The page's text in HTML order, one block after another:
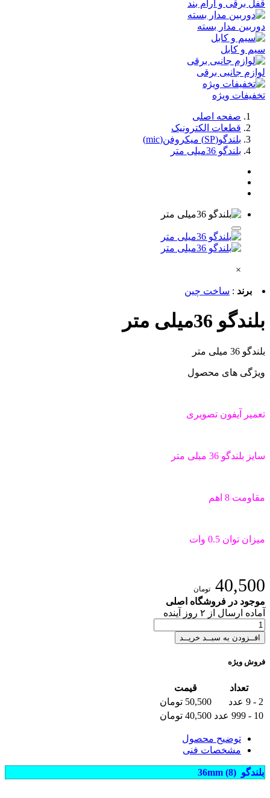
قفل برقی و آرام بند
دوربین مدار بسته
سیم و کابل
لوازم جانبی برقی
تخفیفات ویژه
صفحه اصلی
قطعات الکترونیک
بلندگو(SP) میکروفن(mic)
بلندگو 36میلی متر
×
برند : ساخت چین
بلندگو 36میلی متر
بلندگو 36 میلی متر
ویژگی های محصول
تعمیر آیفون تصویری
سایز بلندگو 36 میلی متر
مقاومت 8 اهم
میزان توان 0.5 وات
40,500 تومان
موجود در فروشگاه اصلی
آماده ارسال از ۲ روز آینده
افــزودن به سبــد خریــد
فروش ویژه
تعداد
قیمت
2 - 9 عدد
50,500 تومان
10 - 999 عدد
40,500 تومان
توضیح محصول
مشخصات فنی
بلندگو (8) 36mm